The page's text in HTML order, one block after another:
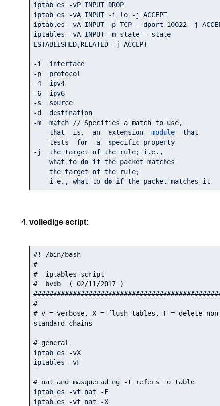
iptables -vP INPUT DROP
iptables -vA INPUT -i lo -j ACCEPT
iptables -vA INPUT -p TCP --dport 10022 -j
iptables -vA INPUT -m state --state
ESTABLISHED,RELATED -j ACCEPT
-i  interface
-4
-6
  ipv6
-s  source
-d  destination
-m  match
// Specifies a match to use,
    that  is,  an  extension
module
  that
    tests
for
  a  specific property
-j  the target of the rule; i.e.,
    what to
do if the packet matches
    the target
of the rule;
    i.e., what to
do if the packet matches it
volledige script:
#! /bin/bash
#
#  iptables-script
#  bvdb  ( 02/11/2017 )
#
# v = verbose, X = flush tables, F = delete non
standard chains
# general
iptables -vX
iptables -vF
# nat and masquerading -t refers to table
iptables -vt nat -F
iptables -vt nat -X